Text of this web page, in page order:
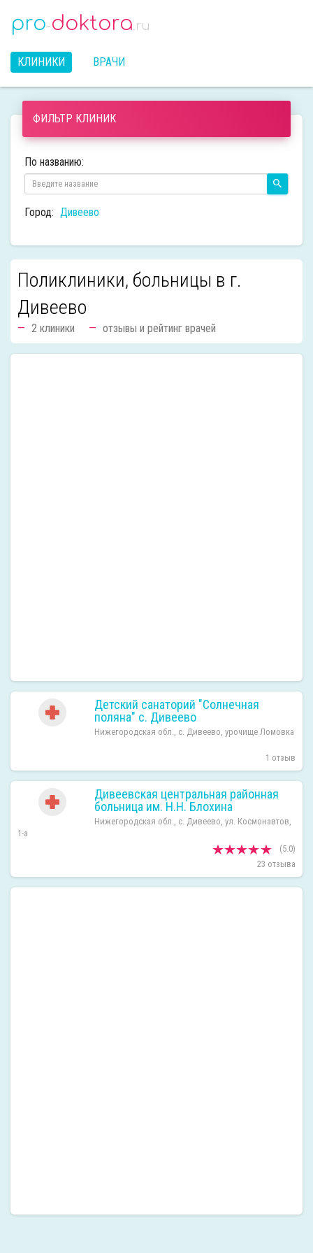
pro-doktora.ru
КЛИНИКИ ВРАЧИ
ФИЛЬТР КЛИНИК
По названию:
Город: Дивеево
Поликлиники, больницы в г.
Дивеево
2 клиники отзывы и рейтинг врачей
Детский санаторий "Солнечная
поляна" с. Дивеево
Нижегородская обл., с. Дивеево, урочище Ломовка
1 отзыв
Дивеевская центральная районная
больница им. Н.Н. Блохина
Нижегородская обл., с. Дивеево, ул. Космонавтов,
1-а
(5.0)
23 отзыва